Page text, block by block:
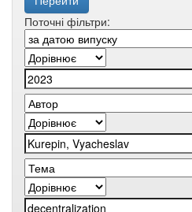
Поточні фільтри: